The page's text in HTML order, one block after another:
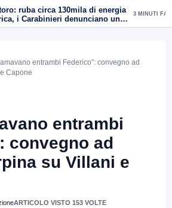
ruba circa 130mila di energia
i Carabinieri denunciano un
3 MINUTI FA
entrambi Federico”: convegno ad
Capone
entrambi
convegno ad
su Villani e
ARTICOLO VISTO 153 VOLTE